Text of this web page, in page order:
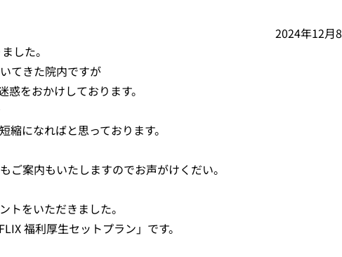
2024年12月
した。
てきた院内ですが
をおかけしております。
縮になればと思っております。
案内もいたしますのでお声がけくだい。
トをいただきました。
福利厚生セットプラン」です。